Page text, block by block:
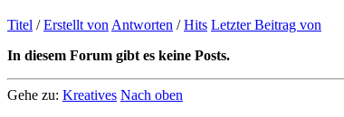
Titel /Erstellt von Antworten /Hits Letzter Beitrag von
In diesem Forum gibt es keine Posts.
Gehe zu: Kreatives Nach oben